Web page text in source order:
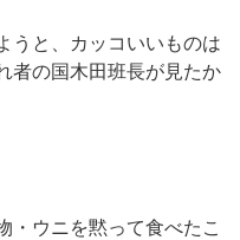
うと、カッコいいものは
者の国木田班長が見たか
ウニを黙って食べたこ